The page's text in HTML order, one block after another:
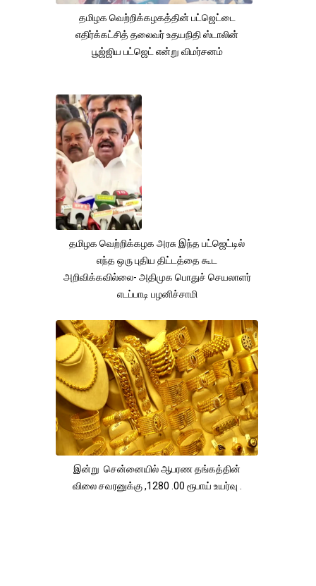
தமிழக வெற்றிக்கழகத்தின் பட்ஜெட்டை
எதிர்க்கட்சித் தலைவர் உதயநிதி ஸ்டாலின்
பூஜ்ஜிய பட்ஜெட் என்று விமர்சனம்
தமிழக வெற்றிக்கழக அரசு இந்த பட்ஜெட்டில்
எந்த ஒரு புதிய திட்டத்தை கூட
அறிவிக்கவில்லை- அதிமுக பொதுச் செயலாளர்
எடப்பாடி பழனிச்சாமி
இன்று சென்னையில் ஆபரண தங்கத்தின்
விலை சவரனுக்கு ,1280 .00 ரூபாய் உயர்வு .